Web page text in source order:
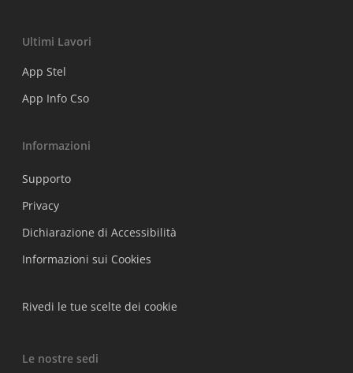
Ultimi Lavori
App Stel
App Info Cso
Informazioni
Supporto
Privacy
Dichiarazione di Accessibilità
Informazioni sui Cookies
Rivedi le tue scelte dei cookie
Le nostre sedi